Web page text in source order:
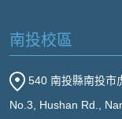
南投校區
540 南投縣南投市
No.3, Hushan Rd.,